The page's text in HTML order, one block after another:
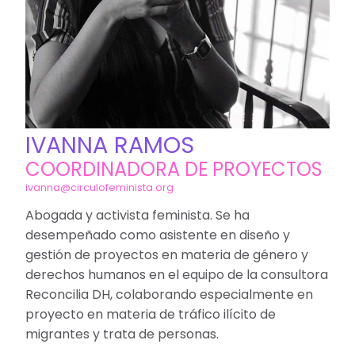
IVANNA RAMOS
COORDINADORA DE PROYECTOS
ivanna@circulofeminista.org
Abogada y activista feminista. Se ha
desempeñado como asistente en diseño y
gestión de proyectos en materia de género y
derechos humanos en el equipo de la consultora
Reconcilia DH, colaborando especialmente en
proyecto en materia de tráfico ilícito de
migrantes y trata de personas.